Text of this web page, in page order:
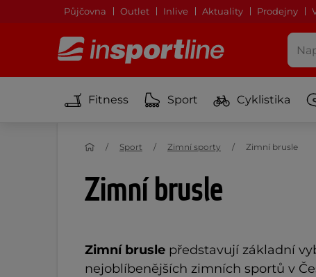
Půjčovna Outlet Inlive Aktuality Prodejny
Fitness Sport Cyklistika
Zimní brusle
Zimní brusle představují základní
nejoblíbenějších zimních sportů v
Sport Zimní sporty Zimní brusle